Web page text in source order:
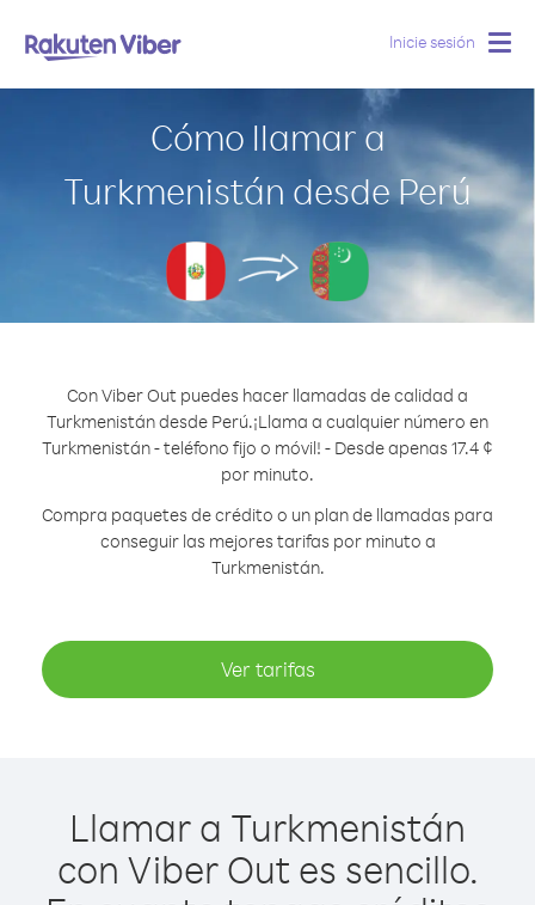
Inicie sesión
Cómo llamar a
Turkmenistán desde Perú
Con Viber Out puedes hacer llamadas de calidad a
Turkmenistán desde Perú.¡Llama a cualquier número en
Turkmenistán - teléfono fijo o móvil! - Desde apenas 17.4 ¢
por minuto.
Compra paquetes de crédito o un plan de llamadas para
conseguir las mejores tarifas por minuto a
Turkmenistán.
Ver tarifas
Llamar a Turkmenistán
con Viber Out es sencillo.